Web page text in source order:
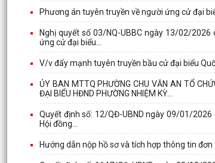
Phương án tuyên truyền về người ứng cử đại
Nghị quyết số 03/NQ-UBBC ngày 13/02/
ứng cử đại biểu...
V/v đẩy mạnh tuyên truyền bầu cử đại biểu
ỦY BAN MTTQ PHƯỜNG CHU VĂN AN TỔ
ĐẠI BIỂU HĐND PHƯỜNG NHIỆM KỲ...
Quyết định số: 12/QĐ-UBND ngày 09/01/
Hội đồng...
Hướng dẫn nộp hồ sơ và tích hợp thông tin